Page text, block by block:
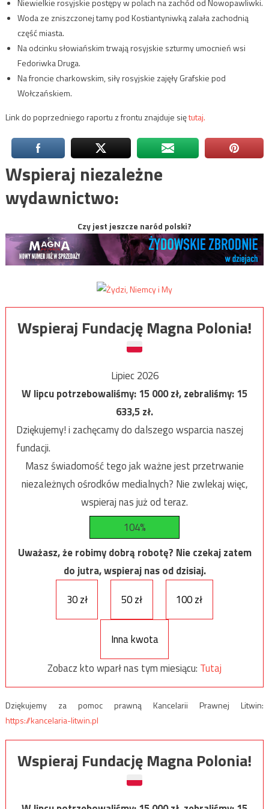
Niewielkie rosyjskie postępy w polach na zachód od Nowopawliwki.
Woda ze zniszczonej tamy pod Kostiantyniwką zalała zachodnią
część miasta.
Na odcinku słowiańskim trwają rosyjskie szturmy umocnień wsi
Fedoriwka Druga.
Na froncie charkowskim, siły rosyjskie zajęły Grafskie pod
Wołczańskiem.
Link do poprzedniego raportu z frontu znajduje siętutaj.
Wspieraj niezależne
wydawnictwo:
Czy jest jeszcze naród polski?
Wspieraj Fundację Magna Polonia!
Lipiec 2026
W lipcu potrzebowaliśmy:15 000zł, zebraliśmy:15
633,5zł.
Dziękujemy! i zachęcamy do dalszego wsparcia naszej
fundacji.
Masz świadomość tego jak ważne jest przetrwanie
niezależnych ośrodków medialnych? Nie zwlekaj więc,
wspieraj nas już od teraz.
104%
Uważasz, że robimy dobrą robotę? Nie czekaj zatem
do jutra, wspieraj nas od dzisiaj.
30 zł
50 zł 100 zł
Inna kwota
Zobacz kto wparł nas tym miesiącu: Tutaj
Dziękujemy za pomoc prawną Kancelarii Prawnej Litwin:
https://kancelaria-litwin.pl
Wspieraj Fundację Magna Polonia!